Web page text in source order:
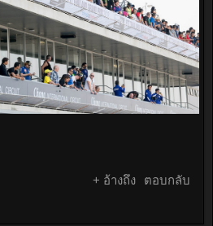
+ อ้างถึง ตอบกลับ